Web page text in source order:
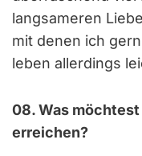
langsameren
mit denen ich
leben allerdings
08. Was
erreichen?